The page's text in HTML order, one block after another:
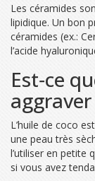
Les céramides
lipidique. Un bon
céramides (ex.:
l’acide
Est‑ce
L’huile de coco
une peau très
l’utiliser en petite
si vous avez